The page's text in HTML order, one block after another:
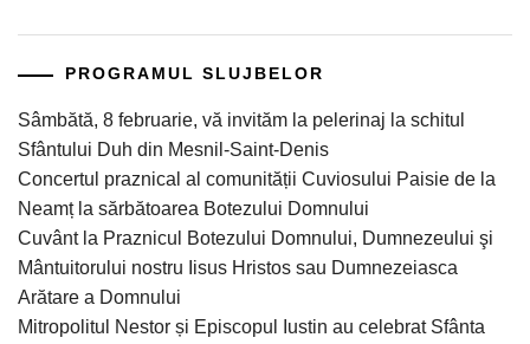
PROGRAMUL SLUJBELOR
Sâmbătă, 8 februarie, vă invităm la pelerinaj la schitul
Sfântului Duh din Mesnil-Saint-Denis
Concertul praznical al comunității Cuviosului Paisie de la
Neamț la sărbătoarea Botezului Domnului
Cuvânt la Praznicul Botezului Domnului, Dumnezeului şi
Mântuitorului nostru Iisus Hristos sau Dumnezeiasca
Arătare a Domnului
Mitropolitul Nestor și Episcopul Iustin au celebrat Sfânta